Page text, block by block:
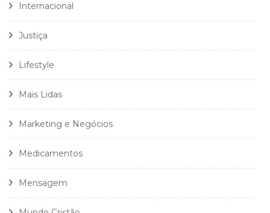
Internacional
Justiça
Lifestyle
Mais Lidas
Marketing e Negócios
Medicamentos
Mensagem